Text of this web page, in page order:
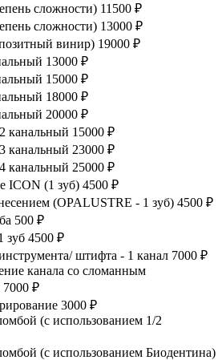
сложности) 11500 ₽
сложности) 13000 ₽
винир) 19000 ₽
13000 ₽
15000 ₽
18000 ₽
20000 ₽
канальный 15000 ₽
канальный 23000 ₽
канальный 25000 ₽
ICON (1 зуб) 4500 ₽
(OPALUSTRE - 1 зуб) 4500 ₽
500 ₽
зуб 4500 ₽
штифта - 1 канал 7000 ₽
канала со сломанным
7000 ₽
3000 ₽
(с использованием 1/2
(с использованием Биодентина)